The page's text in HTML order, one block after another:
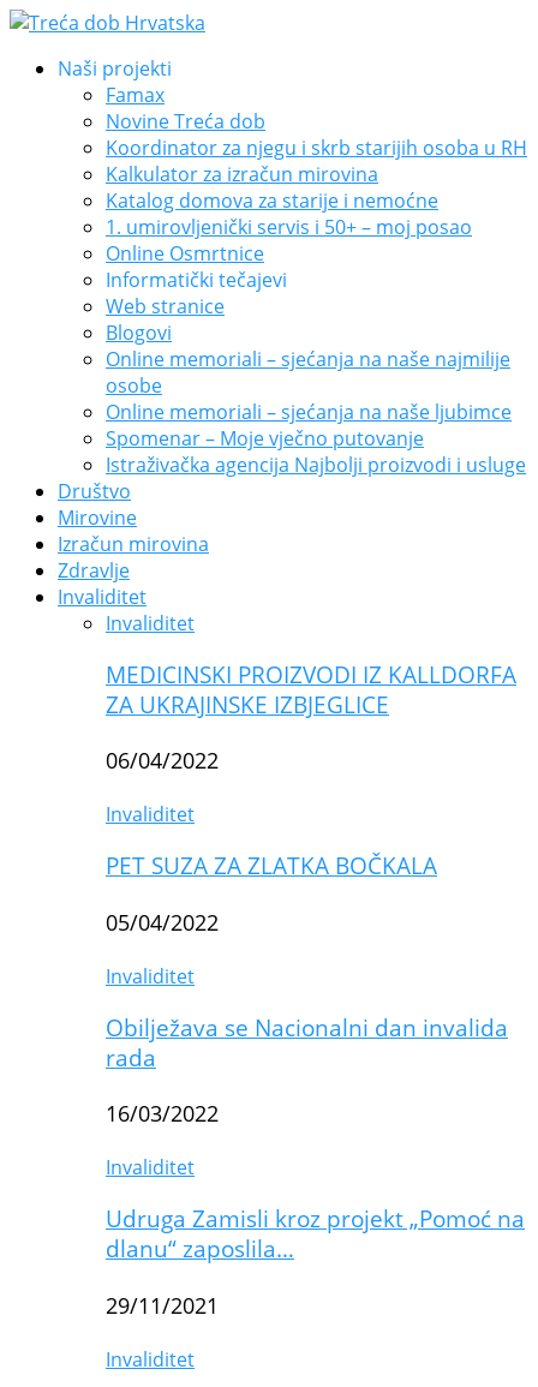
Naši projekti
Famax
Novine Treća dob
Koordinator za njegu i skrb starijih osoba u RH
Kalkulator za izračun mirovina
Katalog domova za starije i nemoćne
1. umirovljenički servis i 50+ – moj posao
Online Osmrtnice
Informatički tečajevi
Web stranice
Blogovi
Online memoriali – sjećanja na naše najmilije
osobe
Online memoriali – sjećanja na naše ljubimce
Spomenar – Moje vječno putovanje
Istraživačka agencija Najbolji proizvodi i usluge
Društvo
Mirovine
Izračun mirovina
Zdravlje
Invaliditet
Invaliditet
MEDICINSKI PROIZVODI IZ KALLDORFA
ZA UKRAJINSKE IZBJEGLICE
06/04/2022
Invaliditet
PET SUZA ZA ZLATKA BOČKALA
05/04/2022
Invaliditet
Obilježava se Nacionalni dan invalida
rada
16/03/2022
Invaliditet
Udruga Zamisli kroz projekt „Pomoć na
dlanu“ zaposlila…
29/11/2021
Invaliditet